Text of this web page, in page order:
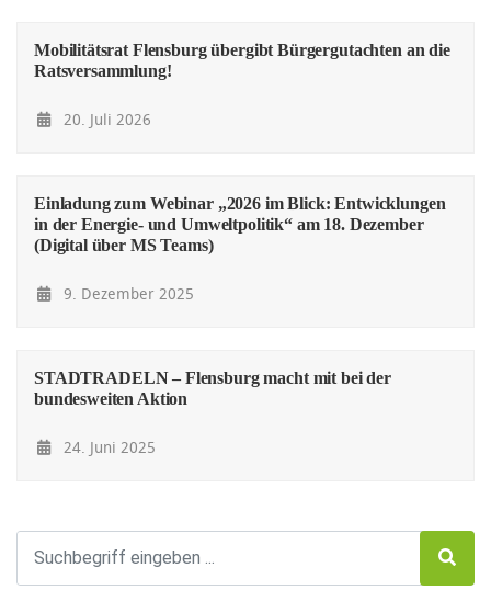
Mobilitätsrat Flensburg übergibt Bürgergutachten an die
Ratsversammlung!
20. Juli 2026
Einladung zum Webinar „2026 im Blick: Entwicklungen
in der Energie- und Umweltpolitik“ am 18. Dezember
(Digital über MS Teams)
9. Dezember 2025
STADTRADELN – Flensburg macht mit bei der
bundesweiten Aktion
24. Juni 2025